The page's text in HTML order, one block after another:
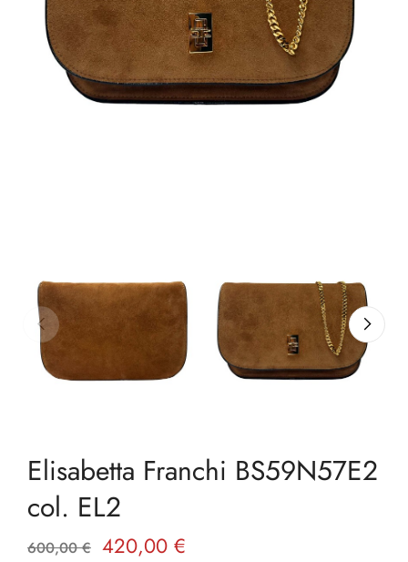
Elisabetta Franchi BS59N57E2
col. EL2
600,00 € 420,00 €